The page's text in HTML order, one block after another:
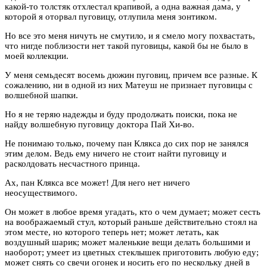
какой-то толстяк отхлестал крапивой, а одна важная дама, у
которой я оторвал пуговицу, отлупила меня зонтиком.
Но все это меня ничуть не смутило, и я смело могу похвастать,
что нигде поблизости нет такой пуговицы, какой бы не было в
моей коллекции.
У меня семьдесят восемь дюжин пуговиц, причем все разные. К
сожалению, ни в одной из них Матеуш не признает пуговицы с
волшебной шапки.
Но я не теряю надежды и буду продолжать поиски, пока не
найду волшебную пуговицу доктора Пай Хи-во.
Не понимаю только, почему пан Клякса до сих пор не занялся
этим делом. Ведь ему ничего не стоит найти пуговицу и
расколдовать несчастного принца.
Ах, пан Клякса все может! Для него нет ничего
неосуществимого.
Он может в любое время угадать, кто о чем думает; может сесть
на воображаемый стул, который раньше действительно стоял на
этом месте, но которого теперь нет; может летать, как
воздушный шарик; может маленькие вещи делать большими и
наоборот; умеет из цветных стеклышек приготовить любую еду;
может снять со свечи огонек и носить его по нескольку дней в